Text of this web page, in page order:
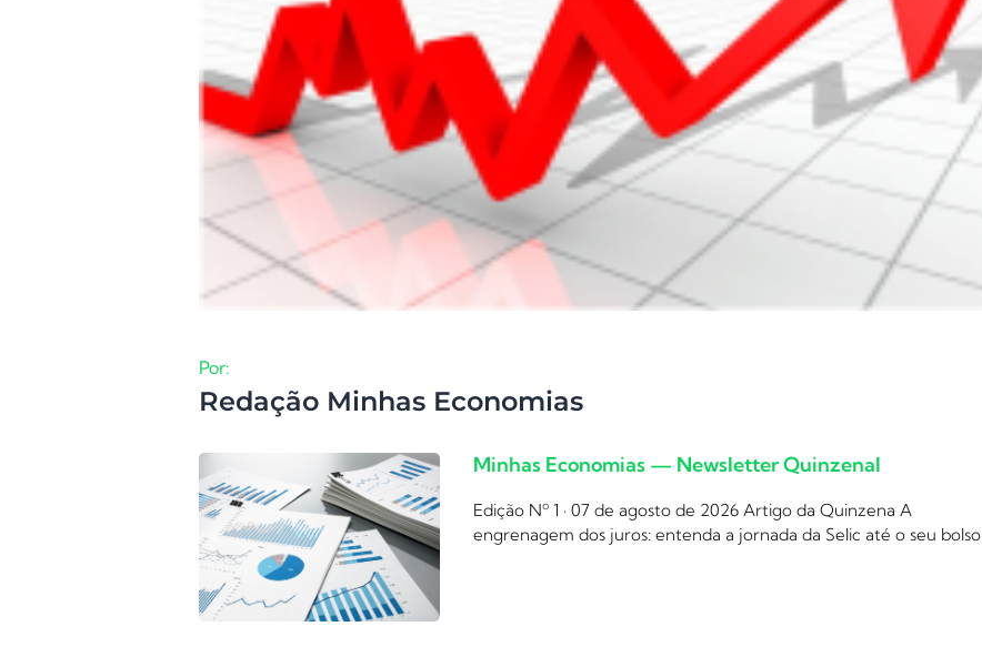
Por:
Redação Minhas Economias
Minhas Economias — Newsletter Quinzenal
Edição Nº 1 · 07 de agosto de 2026 Artigo da Quinzena A
engrenagem dos juros: entenda a jornada da Selic até o seu bolso